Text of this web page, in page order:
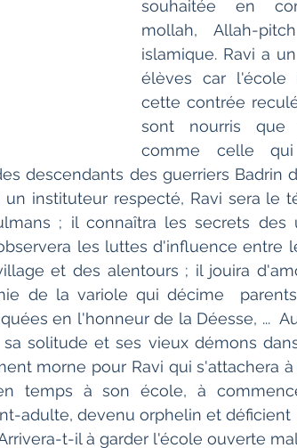
souhaitée en
mollah, Allah-
islamique. Ravi a
élèves car l'école
cette contrée
sont nourris que
comme celle
descendants des guerriers Badrin
instituteur respecté, Ravi sera le
; il connaîtra les secrets des
les luttes d'influence entre
et des alentours ; il jouira
de la variole qui décime
en l'honneur de la Déesse, ...
sa solitude et ses vieux démons
morne pour Ravi qui s'attachera
temps à son école, à
adulte, devenu orphelin et
t-il à garder l'école ouverte